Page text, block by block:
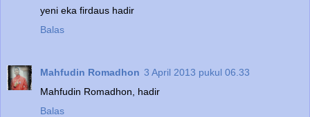
yeni eka firdaus hadir
Balas
Mahfudin Romadhon 3 April 2013 pukul 06.33
Mahfudin Romadhon, hadir
Balas